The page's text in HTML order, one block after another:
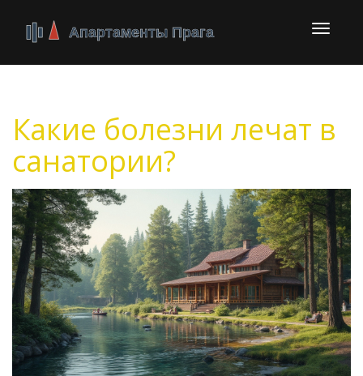
Какие болезни лечат в
санатории?